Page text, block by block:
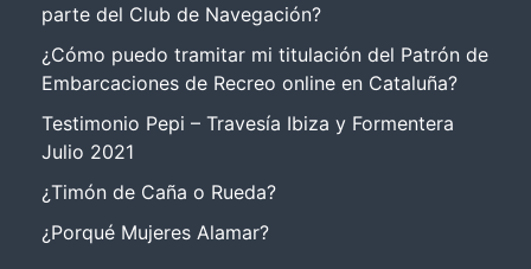
parte del Club de Navegación?
¿Cómo puedo tramitar mi titulación del Patrón de
Embarcaciones de Recreo online en Cataluña?
Testimonio Pepi – Travesía Ibiza y Formentera
Julio 2021
¿Timón de Caña o Rueda?
¿Porqué Mujeres Alamar?